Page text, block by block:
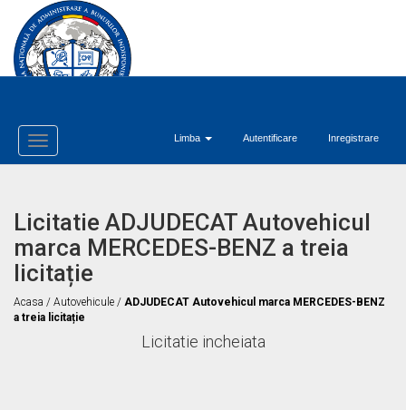
Limba Autentificare Inregistrare
Toggle
Navigation
Licitatie ADJUDECAT Autovehicul
marca MERCEDES-BENZ a treia
licitație
Acasa / Autovehicule / ADJUDECAT Autovehicul marca MERCEDES-BENZ
a treia licitație
Licitatie incheiata